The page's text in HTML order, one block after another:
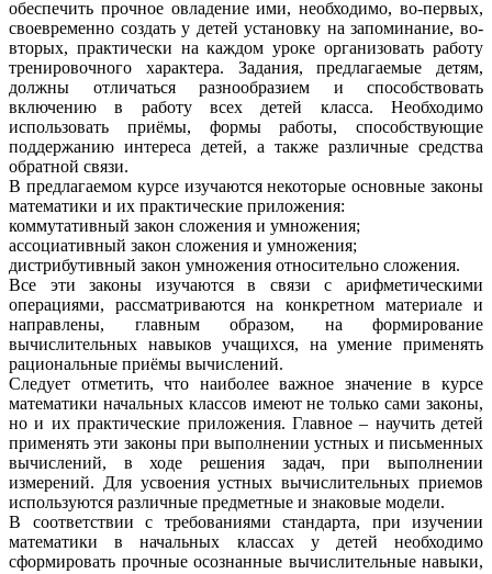
обеспечить прочное овладение ими, необходимо, во-первых,
своевременно создать у детей установку на запоминание, во-
вторых, практически на каждом уроке организовать работу
тренировочного характера. Задания, предлагаемые детям,
должны отличаться разнообразием и способствовать
включению в работу всех детей класса. Необходимо
использовать приёмы, формы работы, способствующие
поддержанию интереса детей, а также различные средства
обратной связи.
В предлагаемом курсе изучаются некоторые основные законы
математики и их практические приложения:
коммутативный закон сложения и умножения;
ассоциативный закон сложения и умножения;
дистрибутивный закон умножения относительно сложения.
Все эти законы изучаются в связи с арифметическими
операциями, рассматриваются на конкретном материале и
направлены, главным образом, на формирование
вычислительных навыков учащихся, на умение применять
рациональные приёмы вычислений.
Следует отметить, что наиболее важное значение в курсе
математики начальных классов имеют не только сами законы,
но и их практические приложения. Главное – научить детей
применять эти законы при выполнении устных и письменных
вычислений, в ходе решения задач, при выполнении
измерений. Для усвоения устных вычислительных приемов
используются различные предметные и знаковые модели.
В соответствии с требованиями стандарта, при изучении
математики в начальных классах у детей необходимо
сформировать прочные осознанные вычислительные навыки,